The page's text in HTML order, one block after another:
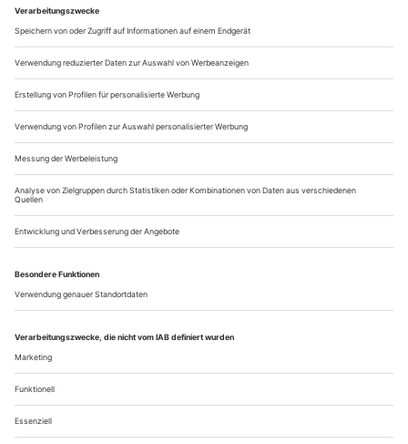
Wissenschaft, der Erinnerung zu misstrauen. Verlässlicher ist,
was man vor 30 Jahren nur gedruckt nach Hause tragen
konnte. Ein Magazin beispielsweise, das sich 1994 noch etwas
umständlich «ballett...
In Scherben
Gauthier Dance am Theaterhaus Stuttgart legt die Fundamente des
Planeten frei: vier «Elements», vier Choreografien. Darunter eine
wirkliche Überraschung
Eric Gauthier hat’s drauf. Egal, mit wem man spricht. Egal,
wer von ihm erzählt. Egal, wo er gerade auftritt … im
Fernsehen, vor Theater-Publikum, bei einer Diskussion. Man
wird es nicht erleben, dass dem Kanadier und Wahl-
Stuttgarter die Worte ausgehen. Weil er sich im Zweifelsfall
mit seinem zauberhaften Denglisch immer in die nächste
Runde rettet: «Tell me – wie...
Über uns Kontakt Kritikerumfrage Newsletter